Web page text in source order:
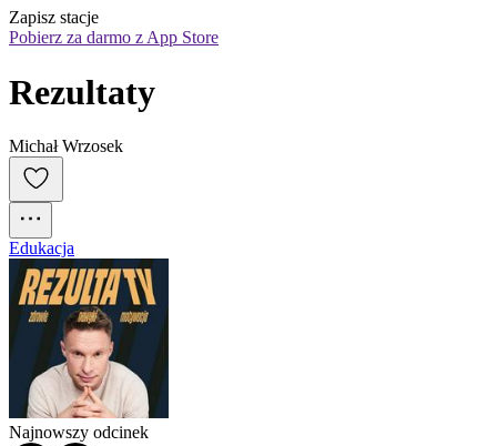
Zapisz stacje
Pobierz za darmo z App Store
Rezultaty
Michał Wrzosek
Edukacja
Najnowszy odcinek